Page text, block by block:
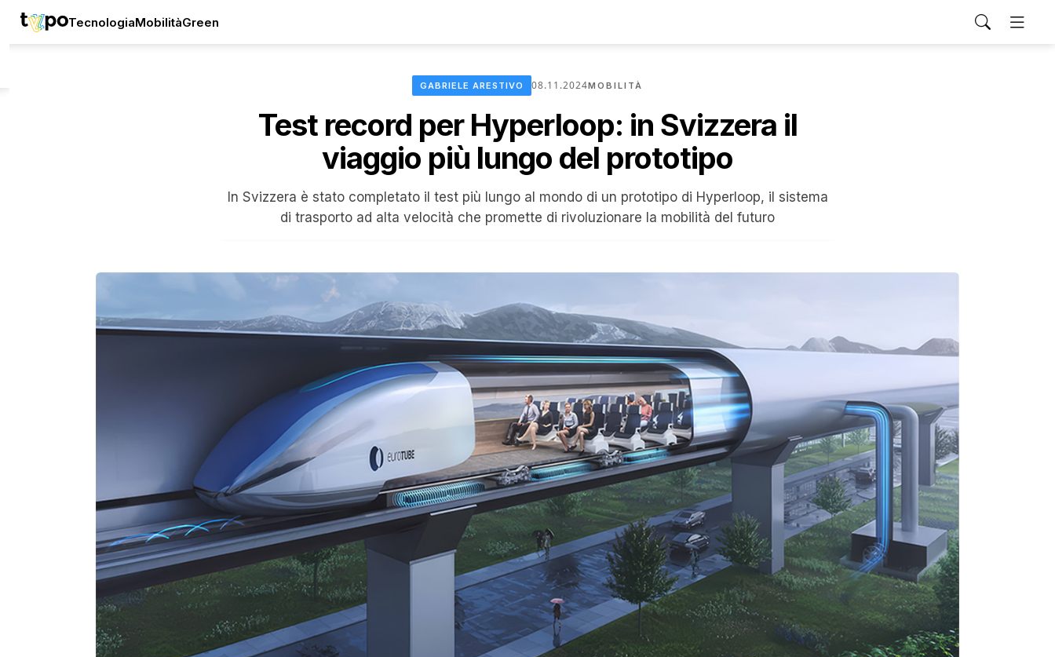
TecnologiaMobilitàGreen
GABRIELE ARESTIVO 08.11.2024MOBILITÀ
Test record per Hyperloop: in Svizzera il
viaggio più lungo del prototipo
In Svizzera è stato completato il test più lungo al mondo di un prototipo di Hyperloop, il sistema
di trasporto ad alta velocità che promette di rivoluzionare la mobilità del futuro